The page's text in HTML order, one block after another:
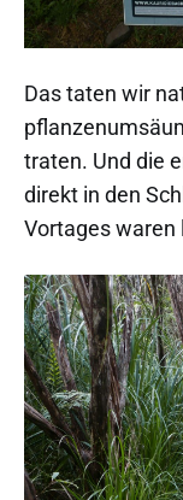
Das taten wir
traten. Und die
direkt in den
Vortages waren